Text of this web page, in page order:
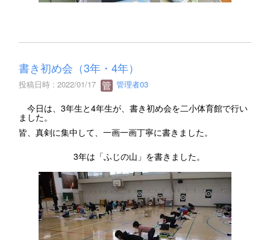
書き初め会（3年・4年）
投稿日時 : 2022/01/17 管理者03
今日は、3年生と4年生が、書き初め会を二小体育館で行い
ました。
皆、真剣に集中して、一画一画丁寧に書きました。
3年は「ふじの山」を書きました。